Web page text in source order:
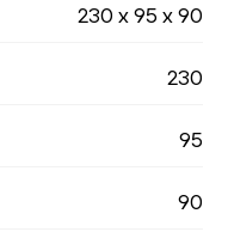
230 x 95 x 90
230
95
90